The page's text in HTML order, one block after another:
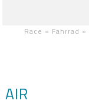
Race » Fahrrad »
AIR